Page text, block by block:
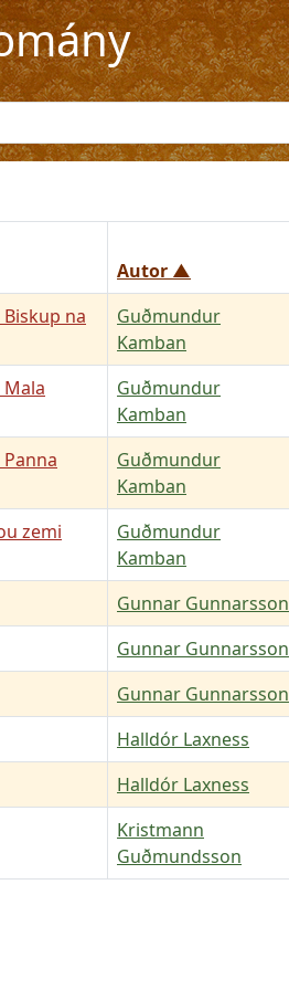
Autor ▲
na
Guðmundur
Kamban
Guðmundur
Kamban
Guðmundur
Kamban
zemi
Guðmundur
Kamban
Gunnar Gunnarsson
Gunnar Gunnarsson
Gunnar Gunnarsson
Halldór Laxness
Halldór Laxness
Kristmann
Guðmundsson